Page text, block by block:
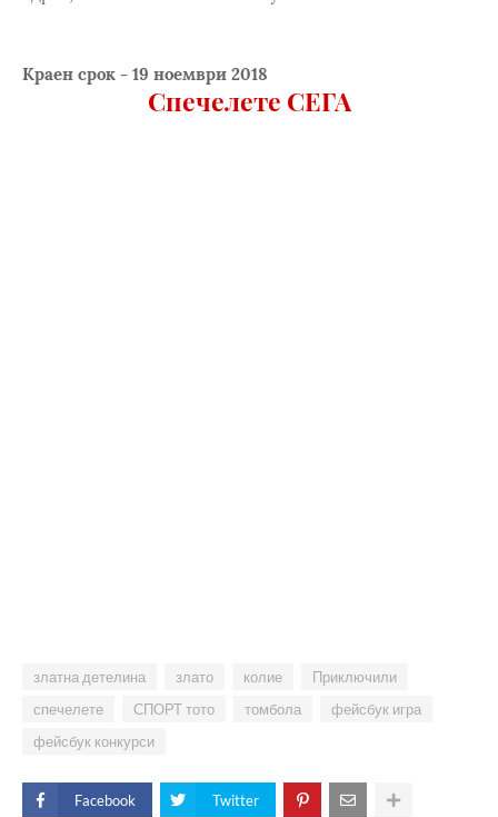
Краен срок - 19 ноември 2018
Спечелете СЕГА
златна детелина злато колие
Приключили
спечелете
СПОРТ тото томбола
фейсбук игра
фейсбук конкурси
Facebook Twitter